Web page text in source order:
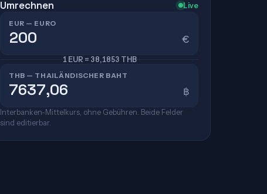
Umrechnen Live
EUR — EURO
€
1 EUR = 38,1853 THB
THB — THAILÄNDISCHER BAHT
฿
Interbanken-Mittelkurs, ohne Gebühren. Beide Felder
sind editierbar.